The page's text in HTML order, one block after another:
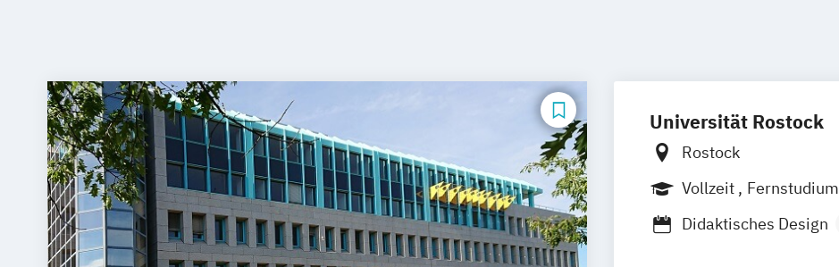
Universität Rostock
Rostock
Vollzeit
Fernstudium
Didaktisches Design